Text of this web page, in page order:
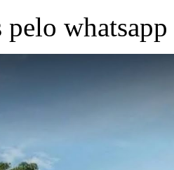
pelo whatsapp